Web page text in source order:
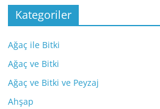
Kategoriler
Ağaç ile Bitki
Ağaç ve Bitki
Ağaç ve Bitki ve Peyzaj
Ahşap